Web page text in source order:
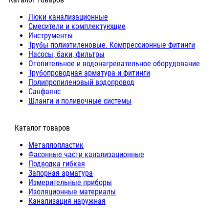
Люки канализационные
Cмесители и комплектующие
Инструменты
Трубы полиэтиленовые. Компрессионные фитинги
Насосы, баки, фильтры
Отопительное и водонагревательное оборудование
Трубопроводная арматура и фитинги
Полипропиленовый водопровод
Санфаянс
Шланги и поливочные системы
⠀Каталог товаров
Металлопластик
Фасонные части канализационные
Подводка гибкая
Запорная арматура
Измерительные приборы
Изоляционные материалы
Канализация наружная